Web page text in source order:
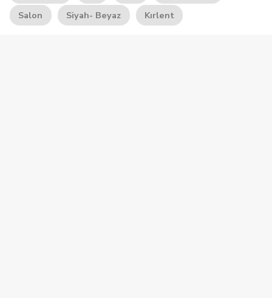
Salon
Siyah- Beyaz Kırlent